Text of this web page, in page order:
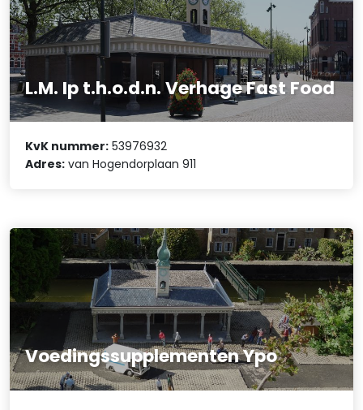
L.M. Ip t.h.o.d.n. Verhage Fast Food
KvK nummer: 53976932
Adres: van Hogendorplaan 911
Voedingssupplementen Ypo